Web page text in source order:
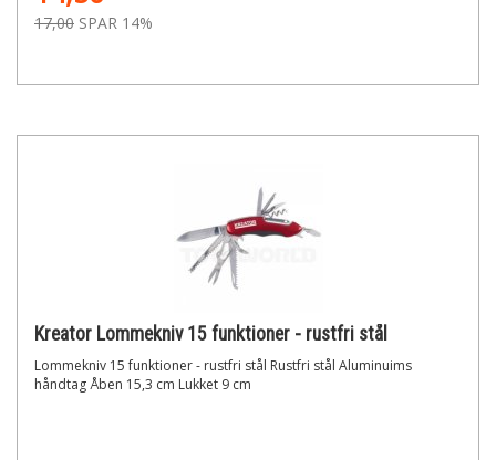
17,00 SPAR 14%
Kreator Lommekniv 15 funktioner - rustfri stål
Lommekniv 15 funktioner - rustfri stål Rustfri stål Aluminuims
håndtag Åben 15,3 cm Lukket 9 cm